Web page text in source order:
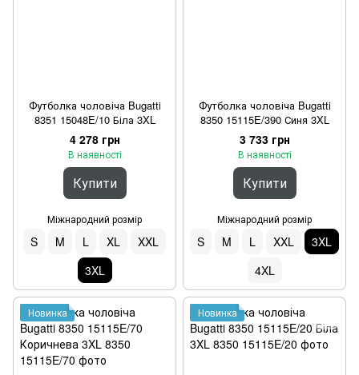
Футболка чоловіча Bugatti
8351 15048E/10 Біла 3XL
4 278 грн
В наявності
Купити
Міжнародний розмір
S M L XL
XXL
3XL
Футболка чоловіча Bugatti
8350 15115E/390 Синя 3XL
3 733 грн
В наявності
Купити
Міжнародний розмір
S M L XXL
3XL
4XL
Новинка Новинка